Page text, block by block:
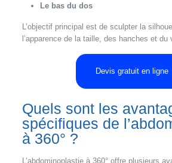
Le bas du dos
L’objectif principal est de sculpter la
l’apparence de la taille, des hanches et du
Devis gratuit en ligne
Quels sont les
spécifiques de
à 360° ?
L’abdominoplastie à 360° offre plusieurs